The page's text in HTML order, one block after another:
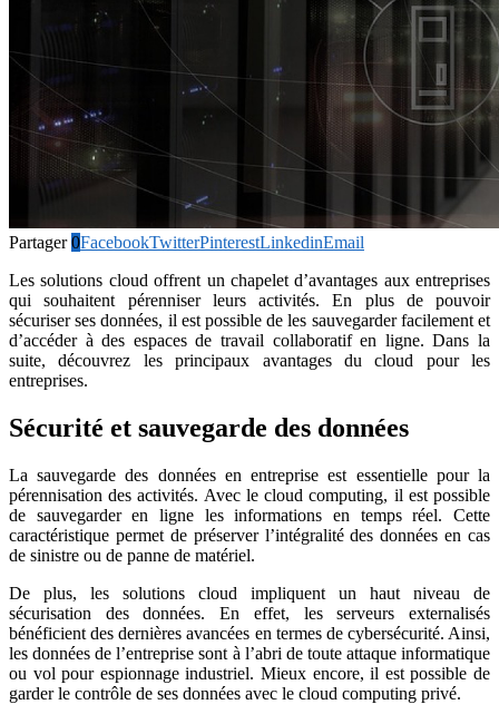
Partager 0FacebookTwitterPinterestLinkedinEmail
Les solutions cloud offrent un chapelet d’avantages aux entreprises
qui souhaitent pérenniser leurs activités. En plus de pouvoir
sécuriser ses données, il est possible de les sauvegarder facilement et
d’accéder à des espaces de travail collaboratif en ligne. Dans la
suite, découvrez les principaux avantages du cloud pour les
entreprises.
Sécurité et sauvegarde des données
La sauvegarde des données en entreprise est essentielle pour la
pérennisation des activités. Avec le cloud computing, il est possible
de sauvegarder en ligne les informations en temps réel. Cette
caractéristique permet de préserver l’intégralité des données en cas
de sinistre ou de panne de matériel.
De plus, les solutions cloud impliquent un haut niveau de
sécurisation des données. En effet, les serveurs externalisés
bénéficient des dernières avancées en termes de cybersécurité. Ainsi,
les données de l’entreprise sont à l’abri de toute attaque informatique
ou vol pour espionnage industriel. Mieux encore, il est possible de
garder le contrôle de ses données avec le cloud computing privé.